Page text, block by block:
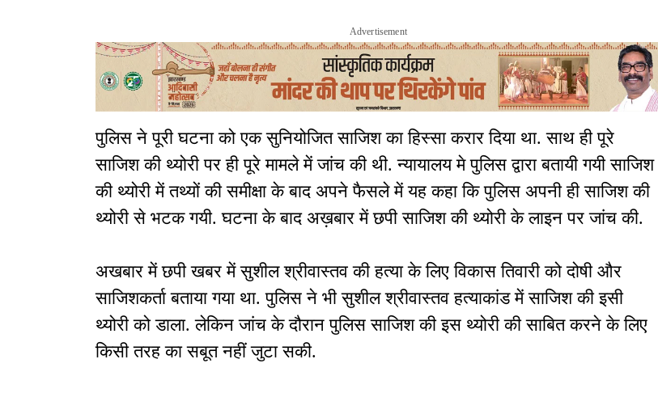
Advertisement
पुलिस ने पूरी घटना को एक सुनियोजित साजिश का हिस्सा करार दिया था. साथ ही पूरे
साजिश की थ्योरी पर ही पूरे मामले में जांच की थी. न्यायालय मे पुलिस द्वारा बतायी गयी साजिश
की थ्योरी में तथ्यों की समीक्षा के बाद अपने फैसले में यह कहा कि पुलिस अपनी ही साजिश की
थ्योरी से भटक गयी. घटना के बाद अख़बार में छपी साजिश की थ्योरी के लाइन पर जांच की.
अखबार में छपी खबर में सुशील श्रीवास्तव की हत्या के लिए विकास तिवारी को दोषी और
साजिशकर्ता बताया गया था. पुलिस ने भी सुशील श्रीवास्तव हत्याकांड में साजिश की इसी
थ्योरी को डाला. लेकिन जांच के दौरान पुलिस साजिश की इस थ्योरी की साबित करने के लिए
किसी तरह का सबूत नहीं जुटा सकी.